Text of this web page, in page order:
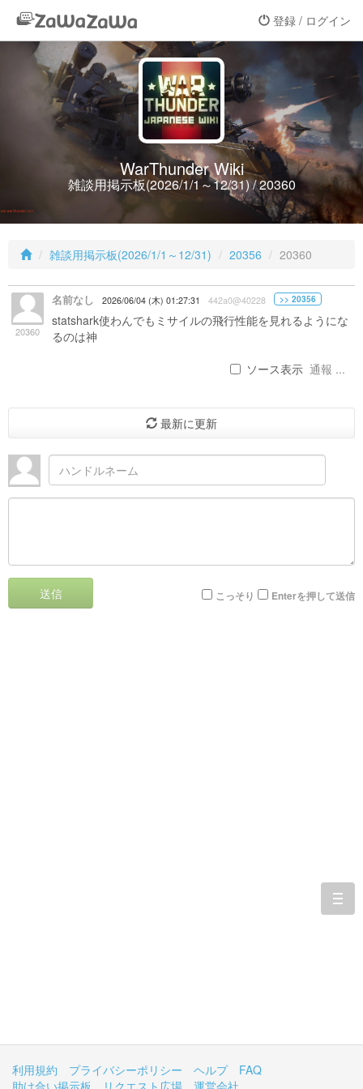
登録 / ログイン
WarThunder Wiki
雑談用掲示板(2026/1/1～12/31) / 20360
雑談用掲示板(2026/1/1～12/31) 20356 20360
20360
名前なし 2026/06/04 (木) 01:27:31 442a0@40228 >> 20356
statshark使わんでもミサイルの飛行性能を見れるようにな
るのは神
ソース表示 通報 ...
最新に更新
送信 こっそり Enterを押して送信
利用規約 プライバシーポリシー ヘルプ
FAQ
助け合い掲示板
リクエスト広場 運営会社